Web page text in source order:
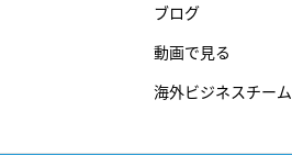
ブログ
動画で見る
海外ビジネスチーム